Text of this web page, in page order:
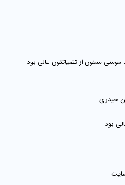
مومنی ممنون از تضیاتتون عالی بود
حیدری
بود